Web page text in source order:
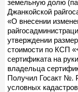
земельную долю
Джанкойской
«О внесении
утверждении
стоимости по КСП
сертификата на
владельца
Получил Госакт №.
условных